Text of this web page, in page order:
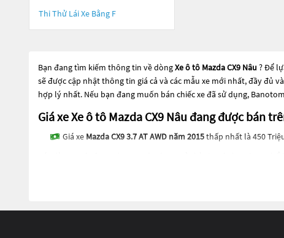
Thi Thử Lái Xe Bằng F
Bạn đang tìm kiếm thông tin về dòngXe ô tô Mazda CX9 Nâu ? Để
sẽ được cập nhật thông tin giá cả và các mẫu xe mới nhất, đầy đủ
hợp lý nhất. Nếu bạn đang muốn bán chiếc xe đã sử dụng,
Giá xe Xe ô tô Mazda CX9 Nâu đang được bán
Giá xe Mazda CX9 3.7 AT AWD năm 2015thấp nhất là 450
này có thể là
này đều được kiểm tra và bảo dưỡng kỹ lưỡng để đảm bảo